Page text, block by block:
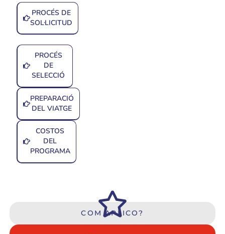
PROCÉS DE
SOL·LICITUD
PROCÉS
DE
SELECCIÓ
PREPARACIÓ
DEL VIATGE
COSTOS
DEL
PROGRAMA
COM APLICO?